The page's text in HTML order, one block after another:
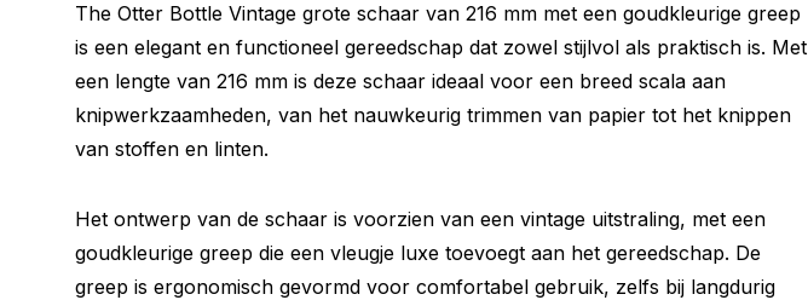
The Otter Bottle Vintage grote schaar van 216 mm met een goudkleurige greep
is een elegant en functioneel gereedschap dat zowel stijlvol als praktisch is. Met
een lengte van 216 mm is deze schaar ideaal voor een breed scala aan
knipwerkzaamheden, van het nauwkeurig trimmen van papier tot het knippen
van stoffen en linten.
Het ontwerp van de schaar is voorzien van een vintage uitstraling, met een
goudkleurige greep die een vleugje luxe toevoegt aan het gereedschap. De
greep is ergonomisch gevormd voor comfortabel gebruik, zelfs bij langdurig